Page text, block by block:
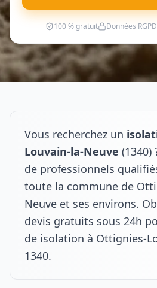
100 % gratuit Données RGPD
Vous recherchez un
Louvain-la-Neuve (1340)
de professionnels
toute la commune de
Neuve et ses environs.
devis gratuits sous 24h
de isolation à Ottignies-
1340.